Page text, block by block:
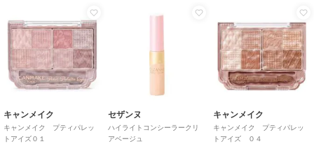
キャンメイク
キャンメイク プティパレッ
トアイズ０１
セザンヌ
ハイライトコンシーラークリ
アベージュ
キャンメイク
キャンメイク プティパレッ
トアイズ ０４